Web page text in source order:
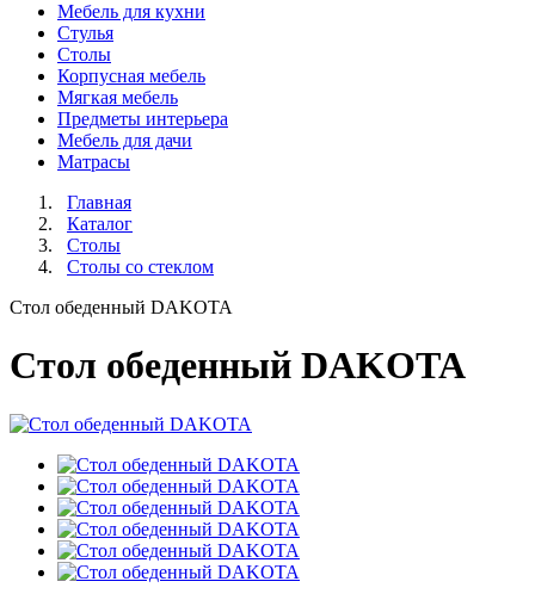
Мебель для кухни
Стулья
Столы
Корпусная мебель
Мягкая мебель
Предметы интерьера
Мебель для дачи
Матраcы
Главная
Каталог
Столы
Столы со стеклом
Стол обеденный DAKOTA
Стол обеденный DAKOTA